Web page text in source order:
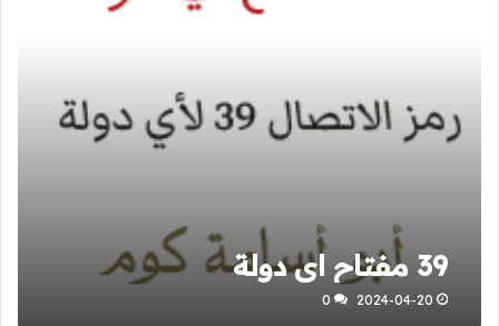
39 مفتاح اي دولة
2024-04-20
0